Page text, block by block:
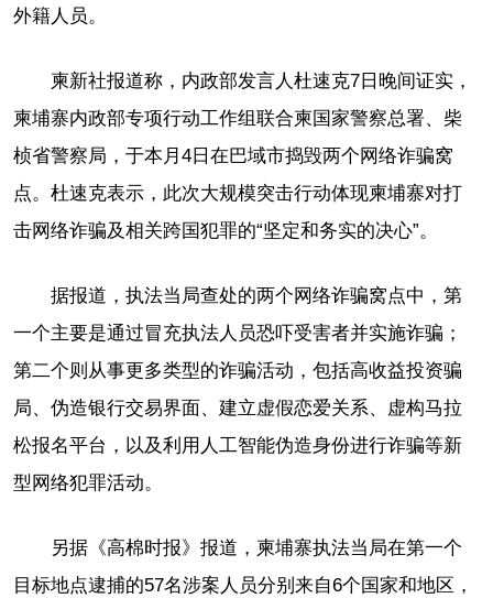
外籍人员。
柬新社报道称，内政部发言人杜速克7日晚间证实，
柬埔寨内政部专项行动工作组联合柬国家警察总署、柴
桢省警察局，于本月4日在巴域市捣毁两个网络诈骗窝
点。杜速克表示，此次大规模突击行动体现柬埔寨对打
击网络诈骗及相关跨国犯罪的“坚定和务实的决心”。
据报道，执法当局查处的两个网络诈骗窝点中，第
一个主要是通过冒充执法人员恐吓受害者并实施诈骗；
第二个则从事更多类型的诈骗活动，包括高收益投资骗
局、伪造银行交易界面、建立虚假恋爱关系、虚构马拉
松报名平台，以及利用人工智能伪造身份进行诈骗等新
型网络犯罪活动。
另据《高棉时报》报道，柬埔寨执法当局在第一个
目标地点逮捕的57名涉案人员分别来自6个国家和地区，